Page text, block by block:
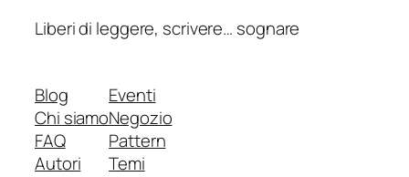
Liberi di leggere, scrivere… sognare
Blog
Chi siamo
FAQ
Autori
Eventi
Negozio
Pattern
Temi